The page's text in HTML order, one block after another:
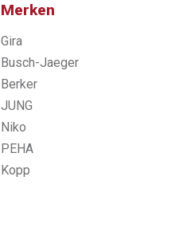
Merken
Gira
Busch-Jaeger
Berker
JUNG
Niko
PEHA
Kopp